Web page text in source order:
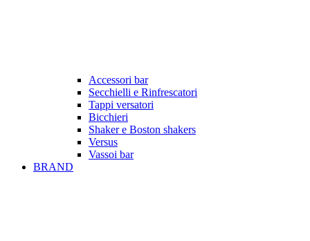
Accessori bar
Secchielli e Rinfrescatori
Tappi versatori
Bicchieri
Shaker e Boston shakers
Versus
Vassoi bar
BRAND